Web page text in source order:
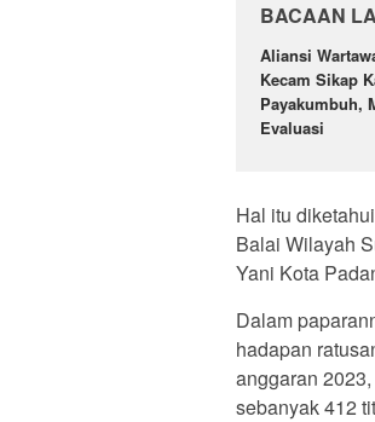
BACAAN
Aliansi
Kecam Sikap
Payakumbuh,
Evaluasi
Hal itu
Balai Wilayah
Yani Kota
Dalam
hadapan
anggaran
sebanyak 412